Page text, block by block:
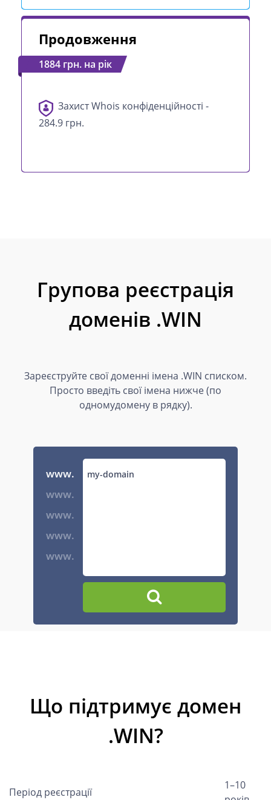
Продовження
1884 грн. на рік
Захист Whois конфіденційності -
284.9 грн.
Групова реєстрація
доменів .WIN
Зареєструйте свої доменні імена .WIN списком.
Просто введіть свої імена нижче (по
одномудомену в рядку).
www.
www.
www.
www.
www.
Що підтримує домен
.WIN?
Період реєстрації
1–10